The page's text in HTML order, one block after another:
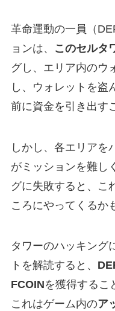
革命運動の一員（
ョンは、
このセルタ
グし、エリア内のウ
し、ウォレットを盗
前に資金を引き出す
しかし、各エリアを
がミッションを難し
グに失敗すると、こ
ころにやってくるか
タワーのハッキング
トを解読すると、
FCOINを獲得するこ
これはゲーム内のア